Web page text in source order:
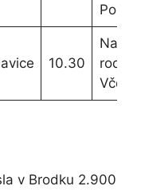
10.30
Na
rodiny
v Brodku 2.900